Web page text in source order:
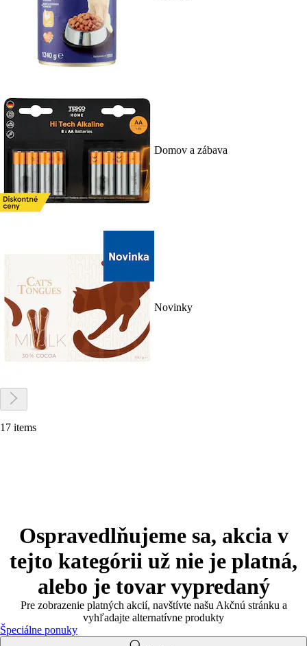
Domov a zábava
Novinky
17 items
Ospravedlňujeme sa, akcia v
tejto kategórii už nie je platná,
alebo je tovar vypredaný
Pre zobrazenie platných akcií, navštívte našu Akčnú stránku a
vyhľadajte alternatívne produkty
Špeciálne ponuky